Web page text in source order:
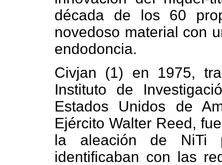
década de los 60
novedoso material con
endodoncia.
Civjan (1) en 1975,
Instituto de
Estados Unidos de
Ejército Walter Reed,
la aleación de NiTi
identificaban con las